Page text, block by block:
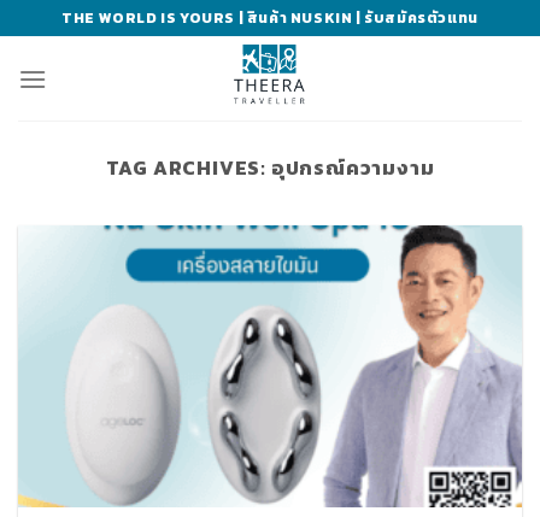
to
content
THE WORLD IS YOURS | สินค้า NUSKIN | รับสมัครตัวแทน
TAG ARCHIVES: อุปกรณ์ความงาม